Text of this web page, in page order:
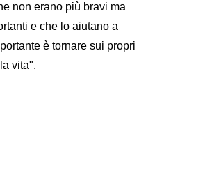
non erano più bravi ma
e che lo aiutano a
è tornare sui propri
vita".